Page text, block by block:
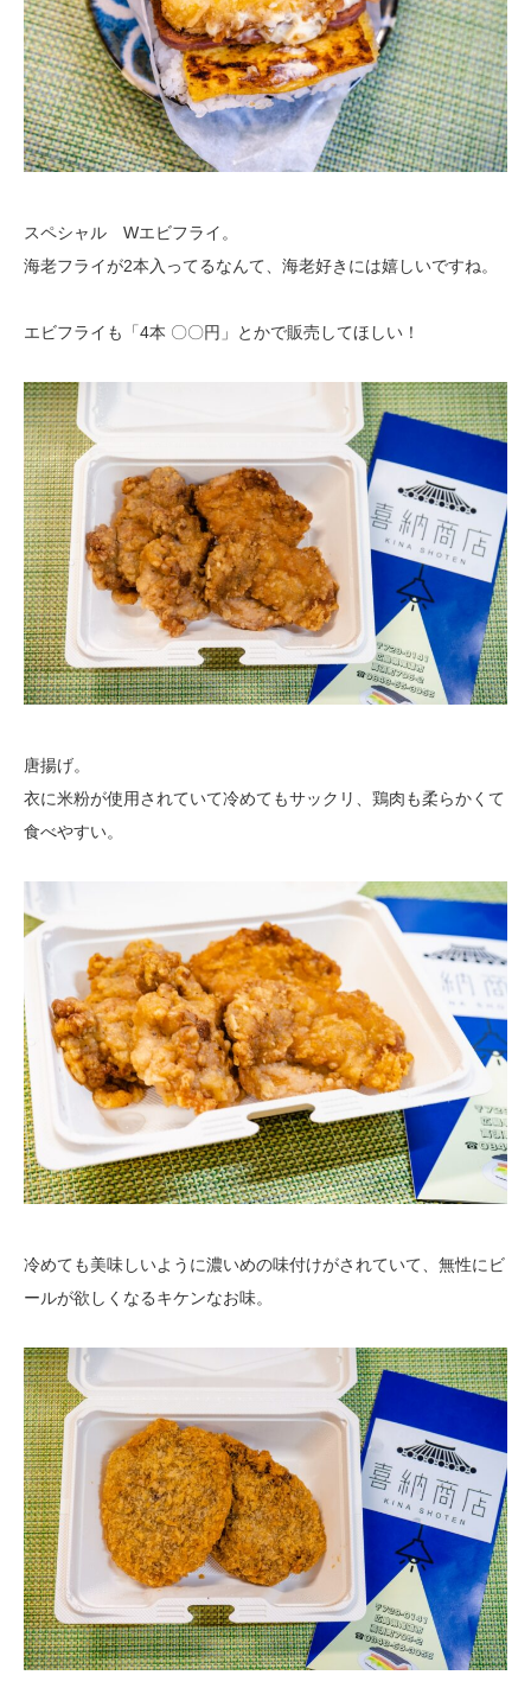
スペシャル Wエビフライ。
海老フライが2本入ってるなんて、海老好きには嬉しいですね。
エビフライも「4本 〇〇円」とかで販売してほしい！
唐揚げ。
衣に米粉が使用されていて冷めてもサックリ、鶏肉も柔らかくて
食べやすい。
冷めても美味しいように濃いめの味付けがされていて、無性にビ
ールが欲しくなるキケンなお味。